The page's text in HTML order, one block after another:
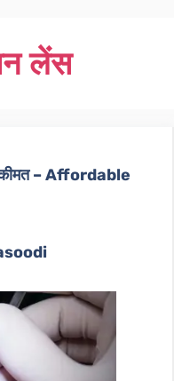
लेंस
– Affordable